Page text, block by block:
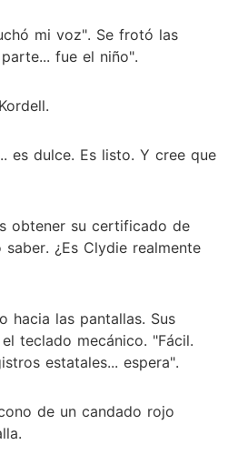
mi voz". Se frotó las
fue el niño".
es dulce. Es listo. Y cree que
obtener su certificado de
¿Es Clydie realmente
hacia las pantallas. Sus
teclado mecánico. "Fácil.
estatales... espera".
de un candado rojo